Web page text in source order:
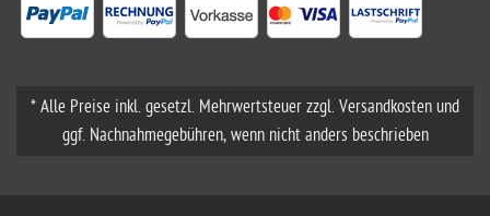
* Alle Preise inkl. gesetzl. Mehrwertsteuer zzgl. Versandkosten und
ggf. Nachnahmegebühren, wenn nicht anders beschrieben